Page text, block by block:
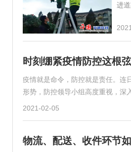
进
时刻绷紧疫情防控这根
疫情就是命令，防控就是责任。连
形势，防控领导小组高度重视，深
2021-02-05
物流、配送、收件环节